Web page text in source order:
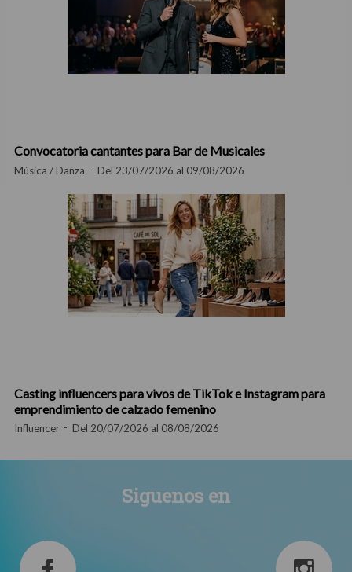
Convocatoria cantantes para Bar de Musicales
Música / Danza Del 23/07/2026 al 09/08/2026
Casting influencers para vivos de TikTok e Instagram para
emprendimiento de calzado femenino
Influencer Del 20/07/2026 al 08/08/2026
Siguenos en